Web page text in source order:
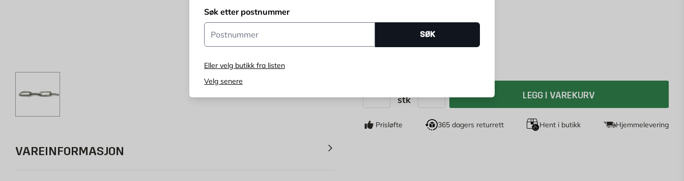
Søk etter postnummer
Postnummer
SØK
Eller velg butikk fra listen
Velg senere
VAREINFORMASJON
2 m
stk LEGG I VAREKURV
Prisløfte 365 dagers returrett Hent i butikk Hjemmelevering